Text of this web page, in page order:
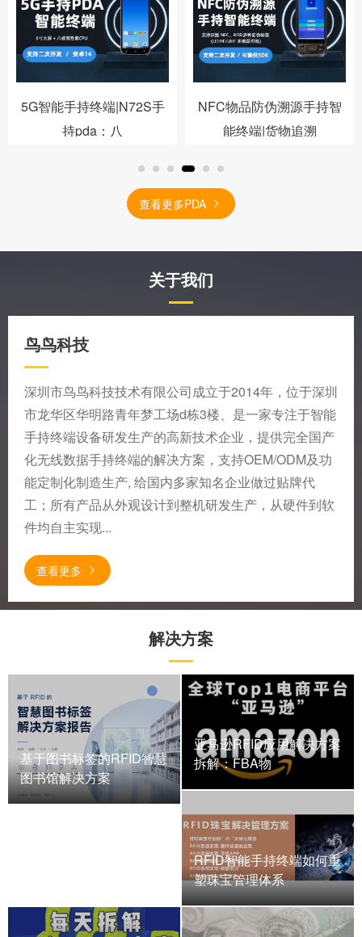
5G智能手持终端|N72S手
持pda：八
NFC物品防伪溯源手持智
能终端|货物追溯
查看更多PDA
关于我们
鸟鸟科技
深圳市鸟鸟科技技术有限公司成立于2014年，位于深圳
市龙华区华明路青年梦工场d栋3楼、是一家专注于智能
手持终端设备研发生产的高新技术企业，提供完全国产
化无线数据手持终端的解决方案，支持OEM/ODM及功
能定制化制造生产, 给国内多家知名企业做过贴牌代
工；所有产品从外观设计到整机研发生产，从硬件到软
件均自主实现...
查看更多
解决方案
基于图书标签的RFID智慧
图书馆解决方案
亚马逊RFID应用解决方案
拆解：FBA物
RFID智能手持终端如何重
塑珠宝管理体系